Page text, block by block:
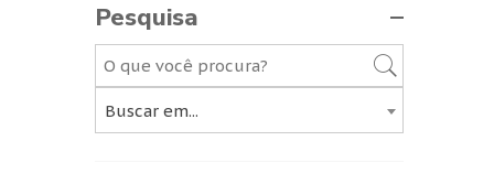
Pesquisa
Buscar em...